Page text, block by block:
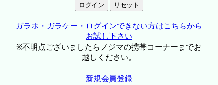
ガラホ・ガラケー・ログインできない方はこちらから
お試し下さい
※不明点ございましたらノジマの携帯コーナーまでお
越しください。
新規会員登録